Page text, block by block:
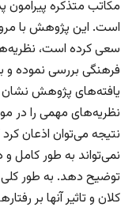
مکاتب متذکره پیرامون
است. این پژوهش با
سعی کرده است،
فرهنگی بررسی نموده و
یافته‌های پژوهش
نظریه‌های مهمی را در
نتیجه می‌توان اذعان
نمی‌تواند به طور کامل
توضیح دهد. به طور
کلان و تاثیر آنها بر